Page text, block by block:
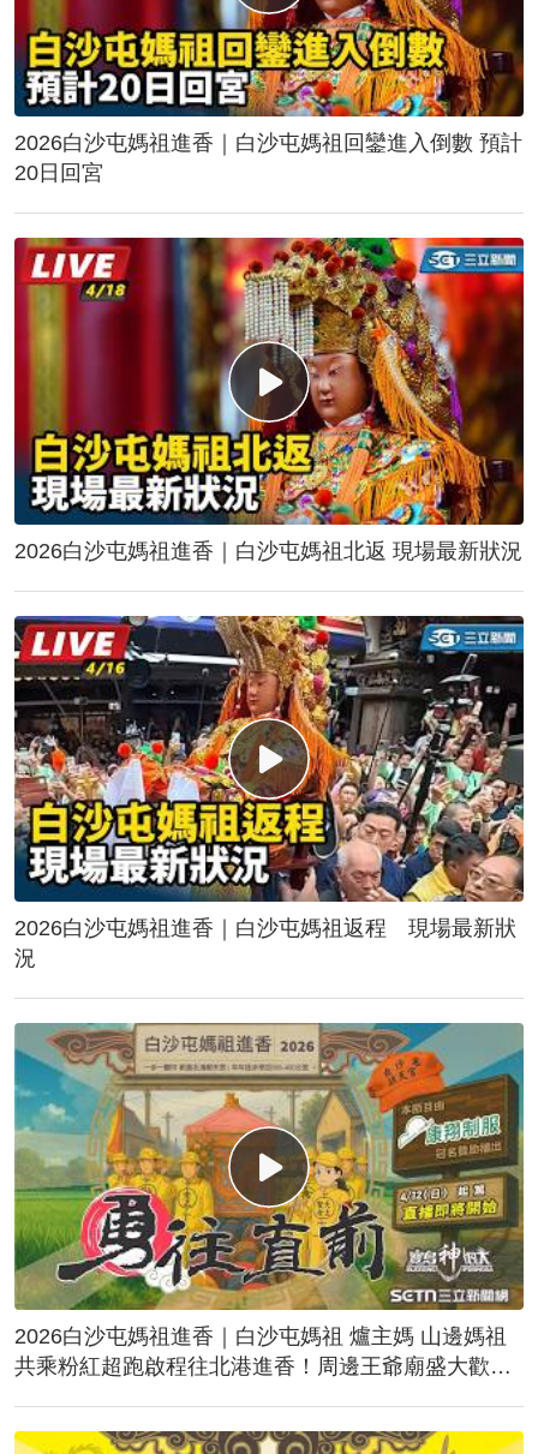
2026白沙屯媽祖進香｜白沙屯媽祖回鑾進入倒數 預計
20日回宮
2026白沙屯媽祖進香｜白沙屯媽祖北返 現場最新狀況
2026白沙屯媽祖進香｜白沙屯媽祖返程 現場最新狀
況
2026白沙屯媽祖進香｜白沙屯媽祖 爐主媽 山邊媽祖
共乘粉紅超跑啟程往北港進香！周邊王爺廟盛大歡